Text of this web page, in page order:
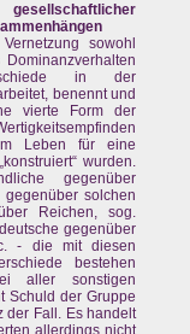
sowohl
in der
benennt und
vierte Form der
Leben für eine
wurden.
gegenüber
gegenüber solchen
Reichen, sog.
gegenüber
- die mit diesen
bestehen
aller sonstigen
Schuld der Gruppe
der Fall. Es handelt